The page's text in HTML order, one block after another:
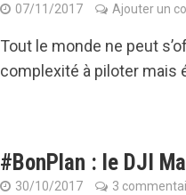
07/11/2017 Ajouter un
Tout le monde ne peut
complexité à piloter mais
#BonPlan : le DJI
30/10/2017 3